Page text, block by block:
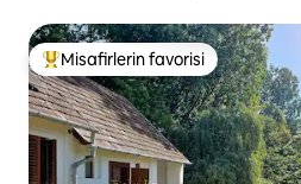
Misafirlerin favorilerinden en
Misafirlerin favorisi